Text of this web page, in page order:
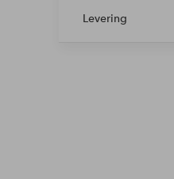
Levering